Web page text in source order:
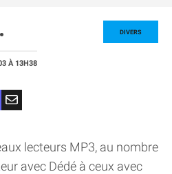
DIVERS
À 13H38
lecteurs MP3, au nombre
avec Dédé à ceux avec